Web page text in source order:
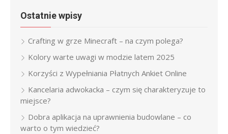
Ostatnie wpisy
Crafting w grze Minecraft – na czym polega?
Kolory warte uwagi w modzie latem 2025
Korzyści z Wypełniania Płatnych Ankiet Online
Kancelaria adwokacka – czym się charakteryzuje to
miejsce?
Dobra aplikacja na uprawnienia budowlane – co
warto o tym wiedzieć?